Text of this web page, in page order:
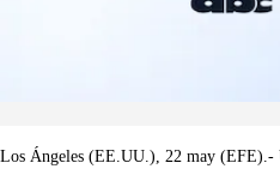
Los Ángeles (EE.UU.), 22 may (EFE).-